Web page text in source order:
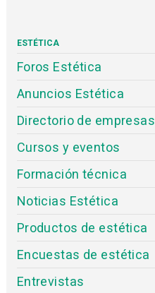
ESTÉTICA
Foros Estética
Anuncios Estética
Directorio de empresas
Cursos y eventos
Formación técnica
Noticias Estética
Productos de estética
Encuestas de estética
Entrevistas